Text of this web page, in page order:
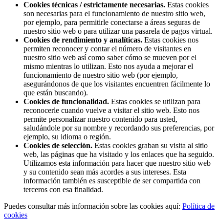
Cookies técnicas / estrictamente necesarias. Estas cookies
son necesarias para el funcionamiento de nuestro sitio web,
por ejemplo, para permitirle conectarse a áreas seguras de
nuestro sitio web o para utilizar una pasarela de pagos virtual.
Cookies de rendimiento y analíticas. Estas cookies nos
permiten reconocer y contar el número de visitantes en
nuestro sitio web así como saber cómo se mueven por el
mismo mientras lo utilizan. Esto nos ayuda a mejorar el
funcionamiento de nuestro sitio web (por ejemplo,
asegurándonos de que los visitantes encuentren fácilmente lo
que están buscando).
Cookies de funcionalidad. Estas cookies se utilizan para
reconocerle cuando vuelve a visitar el sitio web. Esto nos
permite personalizar nuestro contenido para usted,
saludándole por su nombre y recordando sus preferencias, por
ejemplo, su idioma o región.
Cookies de selección. Estas cookies graban su visita al sitio
web, las páginas que ha visitado y los enlaces que ha seguido.
Utilizamos esta información para hacer que nuestro sitio web
y su contenido sean más acordes a sus intereses. Esta
información también es susceptible de ser compartida con
terceros con esa finalidad.
Puedes consultar más información sobre las cookies aquí: Política de
cookies